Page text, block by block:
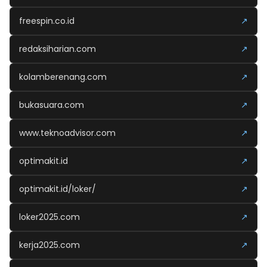
freespin.co.id ↗
redaksiharian.com ↗
kolamberenang.com ↗
bukasuara.com ↗
www.teknoadvisor.com ↗
optimakit.id ↗
optimakit.id/loker/ ↗
loker2025.com ↗
kerja2025.com ↗